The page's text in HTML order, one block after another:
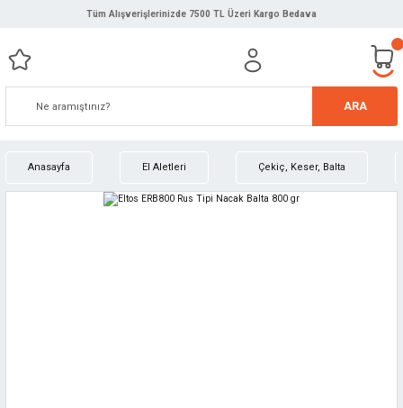
Tüm Alışverişlerinizde 7500 TL Üzeri Kargo Bedava
ARA
Anasayfa El Aletleri Çekiç, Keser, Balta